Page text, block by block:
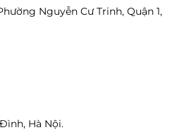
Nguyễn Cư Trinh, Quận 1,
Hà Nội.